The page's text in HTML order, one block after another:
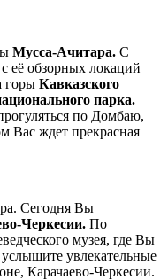
Мусса-Ачитара. С
с её обзорных локаций
горы Кавказского
парка.
по Домбаю,
Вас ждет прекрасная
Сегодня Вы
Черкесии. По
музея, где Вы
увлекательные
Карачаево-Черкесии.